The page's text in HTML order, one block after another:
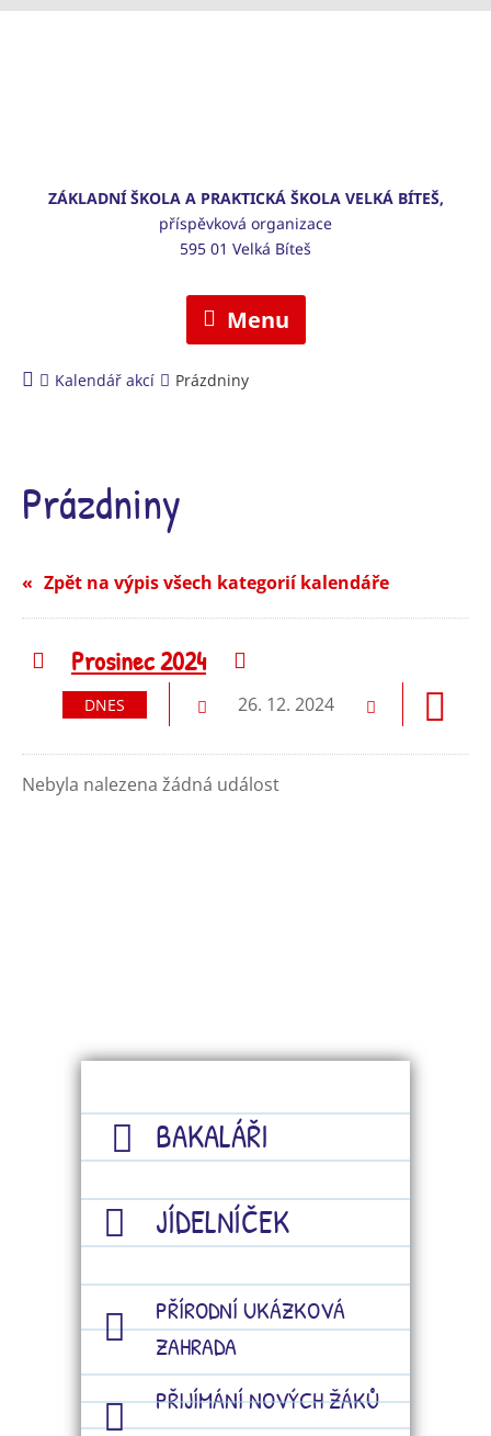
ZÁKLADNÍ ŠKOLA A PRAKTICKÁ ŠKOLA VELKÁ BÍTEŠ,
příspěvková organizace
595 01 Velká Bíteš
Menu
Kalendář akcí Prázdniny
Prázdniny
Zpět na výpis všech kategorií kalendáře
Předchozí
Prosinec 2024
DNES Předchozí
26. 12. 2024
Nebyla nalezena žádná událost
BAKALÁŘI
JÍDELNÍČEK
PŘÍRODNÍ UKÁZKOVÁ
ZAHRADA
PŘIJÍMÁNÍ NOVÝCH ŽÁKŮ